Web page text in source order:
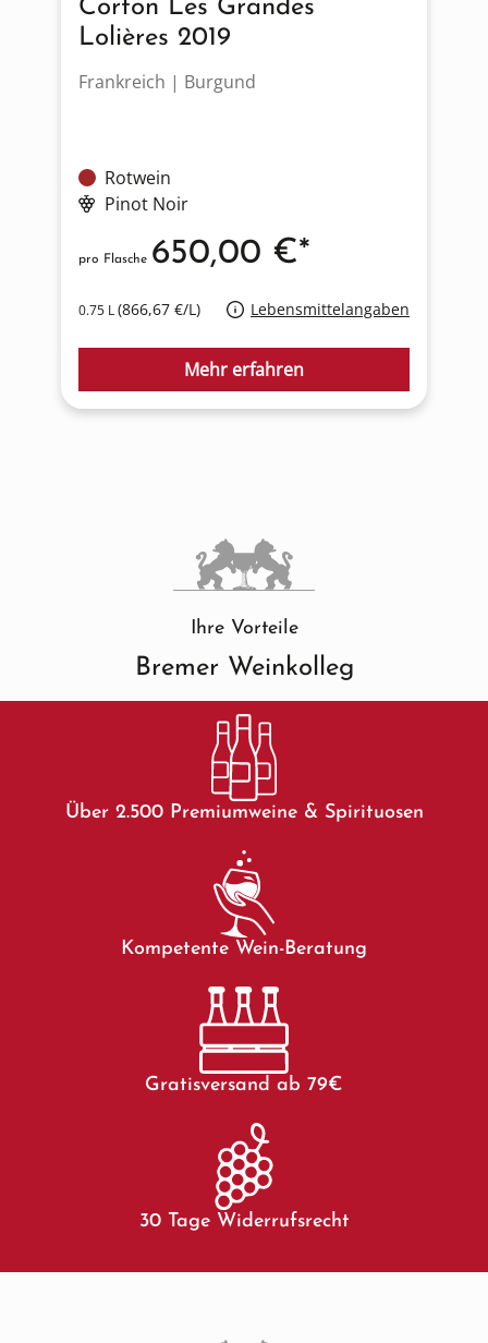
Corton Les Grandes
Lolières 2019
Frankreich | Burgund
Rotwein
Pinot Noir
0.75 L(866,67 €/L) Lebensmittelangaben
pro Flasche 650,00 €*
Mehr erfahren
Ihre Vorteile
Bremer Weinkolleg
Über 2.500 Premiumweine & Spirituosen
Kompetente Wein-Beratung
Gratisversand ab 79€
30 Tage Widerrufsrecht